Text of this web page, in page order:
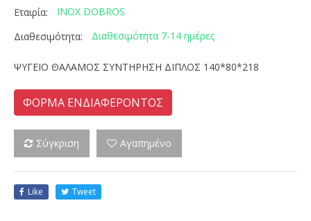
Εταιρία:
INOX DOBROS
Διαθεσιμότητα:
Διαθεσιμότητα 7-14 ημέρες
ΨΥΓΕΙΟ ΘΑΛΑΜΟΣ ΣΥΝΤΗΡΗΣΗ ΔΙΠΛΟΣ 140*80*218
ΦΟΡΜΑ ΕΝΔΙΑΦΕΡΟΝΤΟΣ
Σύγκριση Αγαπημένο
Like Tweet